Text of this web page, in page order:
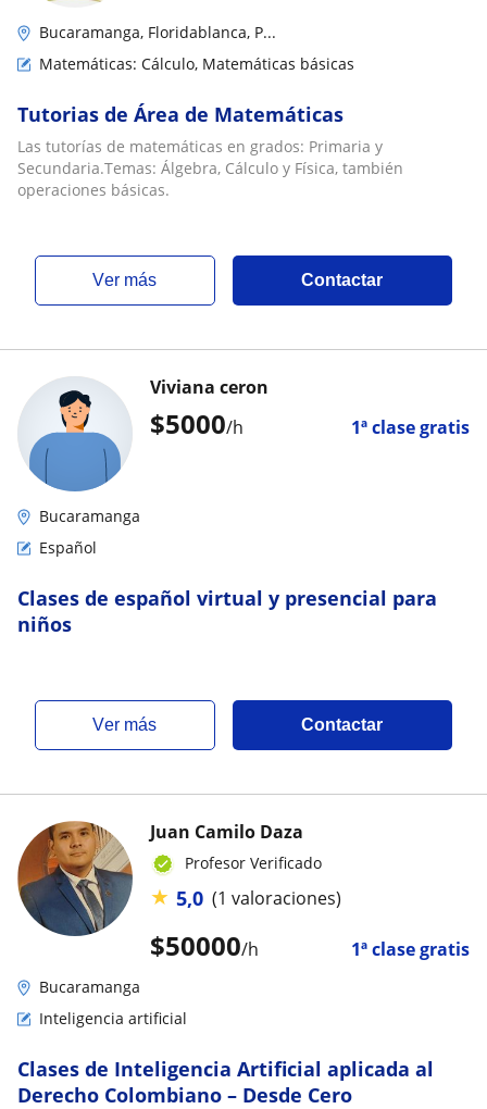
Bucaramanga, Floridablanca, P...
Matemáticas: Cálculo, Matemáticas básicas
Tutorias de Área de Matemáticas
Las tutorías de matemáticas en grados: Primaria y
Secundaria.Temas: Álgebra, Cálculo y Física, también
operaciones básicas.
ver más Contactar
$5000/h 1ª clase gratis
Viviana ceron
Bucaramanga
Español
Clases de español virtual y presencial para
niños
ver más Contactar
$50000/h 1ª clase gratis
Juan Camilo Daza
Profesor Verificado
★ 5,0 (1 valoraciones)
Bucaramanga
Inteligencia artificial
Clases de Inteligencia Artificial aplicada al
Derecho Colombiano – Desde Cero